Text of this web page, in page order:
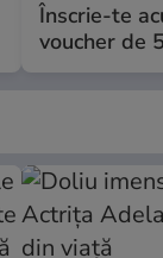
Înscrie-te
voucher de